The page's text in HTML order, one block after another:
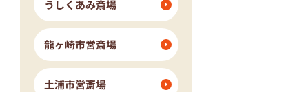
うしくあみ斎場
龍ヶ崎市営斎場
土浦市営斎場